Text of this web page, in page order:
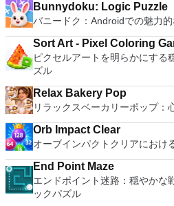
Bunnydoku: Logic Puzzle
バニードク：Androidでの魅力
Sort Art - Pixel Coloring
ピクセルアートを明らかにする
ズル
Relax Bakery Pop
リラックスベーカリーポップ：
Orb Impact Clear
オーブインパクトクリアにおけ
End Point Maze
エンドポイント迷路：穏やかな
ックパズル